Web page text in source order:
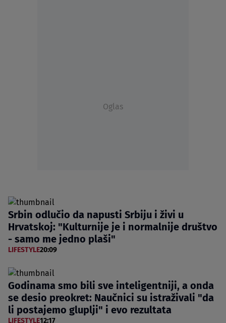
Oglas
Srbin odlučio da napusti Srbiju i živi u
Hrvatskoj: "Kulturnije je i normalnije društvo
- samo me jedno plaši"
LIFESTYLE20:09
Godinama smo bili sve inteligentniji, a onda
se desio preokret: Naučnici su istraživali "da
li postajemo gluplji" i evo rezultata
LIFESTYLE12:17